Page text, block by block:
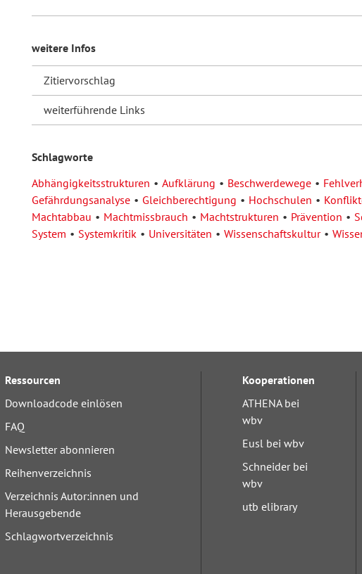
weitere Infos
Zitiervorschlag
weiterführende Links
Schlagworte
Abhängigkeitsstrukturen
Aufklärung Beschwerdewege
Gefährdungsanalyse
Gleichberechtigung Hochschulen
Machtabbau
Machtmissbrauch Machtstrukturen Prävention
System
Systemkritik Universitäten Wissenschaftskultur
Ressourcen
Downloadcode einlösen
FAQ
Newsletter abonnieren
Reihenverzeichnis
Verzeichnis Autor:innen und
Herausgebende
Schlagwortverzeichnis
Kooperationen
ATHENA bei
wbv
Eusl bei wbv
Schneider bei
wbv
utb elibrary